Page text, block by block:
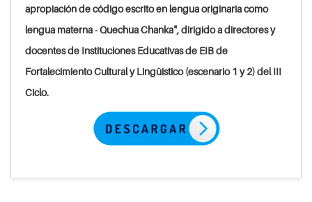
apropiación de código escrito en lengua originaria como
lengua materna - Quechua Chanka", dirigido a directores y
docentes de Instituciones Educativas de EIB de
Fortalecimiento Cultural y Lingüistico (escenario 1 y 2) del III
Ciclo.